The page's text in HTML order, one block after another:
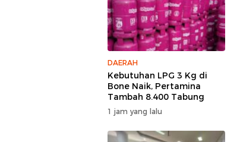
DAERAH
Kebutuhan LPG 3 Kg di
Bone Naik, Pertamina
Tambah 8.400 Tabung
1 jam yang lalu